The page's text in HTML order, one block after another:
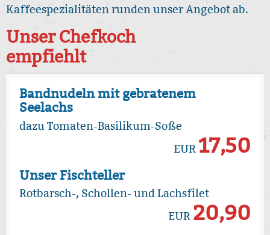
Kaffeespezialitäten runden unser Angebot ab.
Unser Chefkoch
empfiehlt
Bandnudeln mit gebratenem
Seelachs
dazu Tomaten-Basilikum-Soße
EUR17,50
Unser Fischteller
Rotbarsch-, Schollen- und Lachsfilet
EUR 20,90